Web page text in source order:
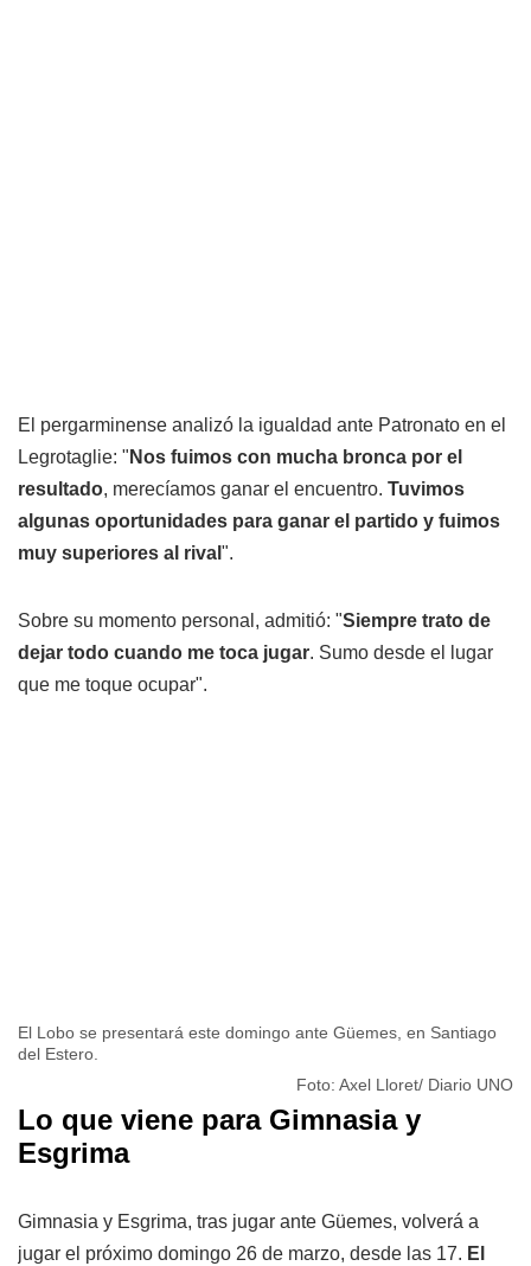
El pergarminense analizó la igualdad ante Patronato en el
Legrotaglie: " Nos fuimos con mucha bronca por el
resultado, merecíamos ganar el encuentro. Tuvimos
algunas oportunidades para ganar el partido y fuimos
muy superiores al rival ".
Sobre su momento personal, admitió: "Siempre trato de
dejar todo cuando me toca jugar. Sumo desde el lugar
que me toque ocupar".
El Lobo se presentará este domingo ante Güemes, en Santiago
del Estero.
Foto: Axel Lloret/ Diario UNO
Lo que viene para Gimnasia y
Esgrima
Gimnasia y Esgrima, tras jugar ante Güemes, volverá a
jugar el próximo domingo 26 de marzo, desde las 17. El